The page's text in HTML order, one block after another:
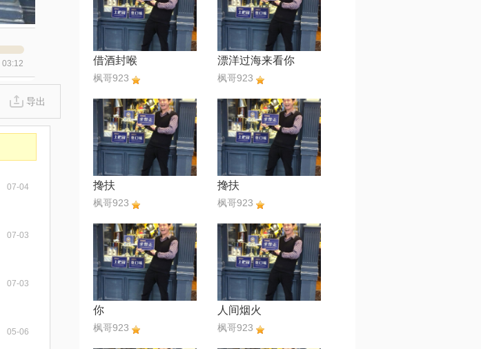
03:12
导出
07-04
07-03
07-03
05-06
借酒封喉
枫哥923
漂洋过海来看你
枫哥923
搀扶
枫哥923
搀扶
枫哥923
你
枫哥923
人间烟火
枫哥923